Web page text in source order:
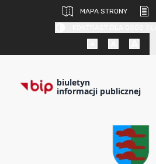
MAPA STRONY
biuletyn
informacji publicznej